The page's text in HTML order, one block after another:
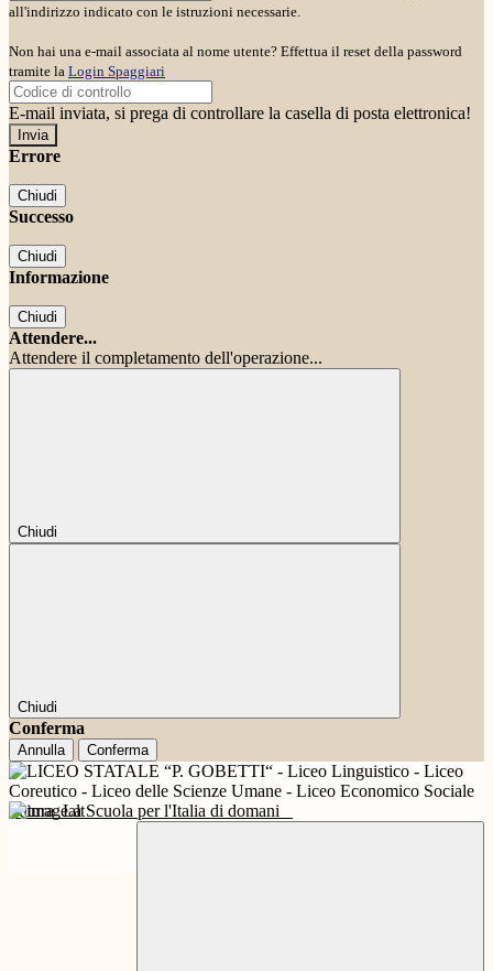
all'indirizzo indicato con le istruzioni necessarie.
Non hai una e-mail associata al nome utente? Effettua il reset della password
tramite la Login Spaggiari
E-mail inviata, si prega di controllare la casella di posta elettronica!
Errore
Chiudi
Successo
Chiudi
Informazione
Chiudi
Attendere...
Attendere il completamento dell'operazione...
Chiudi
Chiudi
Conferma
Annulla Conferma
Futura La Scuola per l'Italia di domani